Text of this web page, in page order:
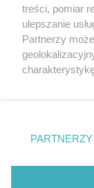
Nie zapomnij
zapoznać się z:
Twojemiasto
Piekary Śląskie
Chorzów
Tarnowskie Góry
Gliwice
treści, pomiar
ulepszanie
Partnerzy
zmienić/
znajdujący się
rodzaje
użytkownika,
PARTNERZY